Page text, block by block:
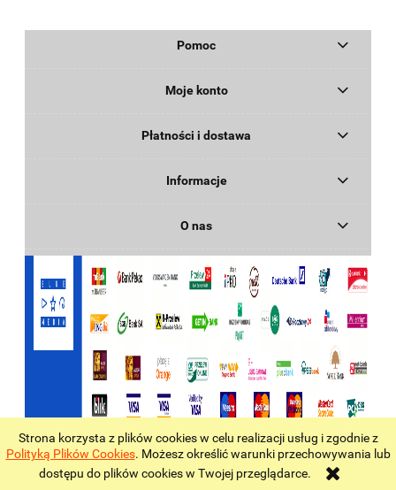
Strona korzysta z plików cookies w celu realizacji usług i zgodnie z
Polityką Plików Cookies. Możesz określić warunki przechowywania lub
dostępu do plików cookies w Twojej przeglądarce.
Pomoc
Moje konto
Płatności i dostawa
Informacje
O nas
pokaż pełną wersję strony
Sklep internetowy Shoper.pl